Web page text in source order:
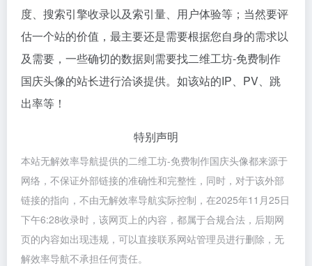
度、搜索引擎收录以及索引量、用户体验等；当然要评
估一个站的价值，最主要还是需要根据您自身的需求以
及需要，一些确切的数据则需要找二维工坊-免费制作
国庆头像的站长进行洽谈提供。如该站的IP、PV、跳
出率等！
特别声明
本站无解效率导航提供的二维工坊-免费制作国庆头像都来源于
网络，不保证外部链接的准确性和完整性，同时，对于该外部
链接的指向，不由无解效率导航实际控制，在2025年11月25日
下午6:28收录时，该网页上的内容，都属于合规合法，后期网
页的内容如出现违规，可以直接联系网站管理员进行删除，无
解效率导航不承担任何责任。